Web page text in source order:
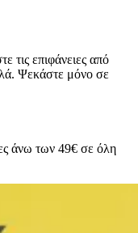
τις επιφάνειες από
Ψεκάστε μόνο σε
άνω των 49€ σε όλη